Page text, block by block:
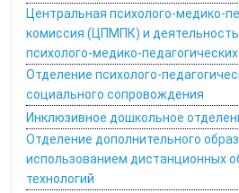
Центральная психолого-медико-
комиссия (ЦПМПК) и
психолого-медико-
Отделение психолого-
социального сопровождения
Инклюзивное дошкольное
Отделение дополнительного
использованием дистанционных
технологий